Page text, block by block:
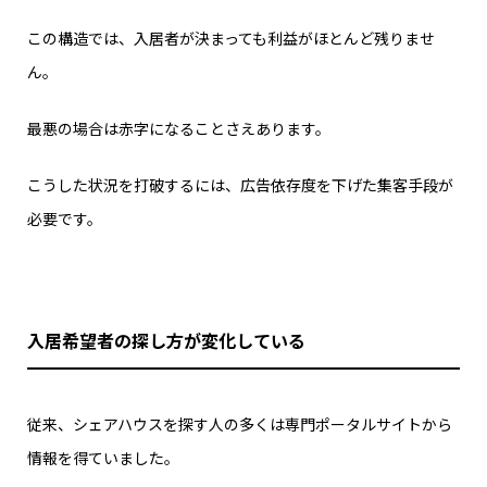
この構造では、入居者が決まっても利益がほとんど残りませ
ん。
最悪の場合は赤字になることさえあります。
こうした状況を打破するには、広告依存度を下げた集客手段が
必要です。
入居希望者の探し方が変化している
従来、シェアハウスを探す人の多くは専門ポータルサイトから
情報を得ていました。